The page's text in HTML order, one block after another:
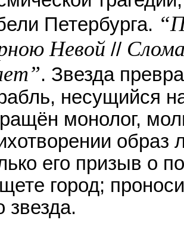
Петербурга.
Невой //
. Звезда
несущийся
монолог,
образ
его призыв о
город;
звезда.